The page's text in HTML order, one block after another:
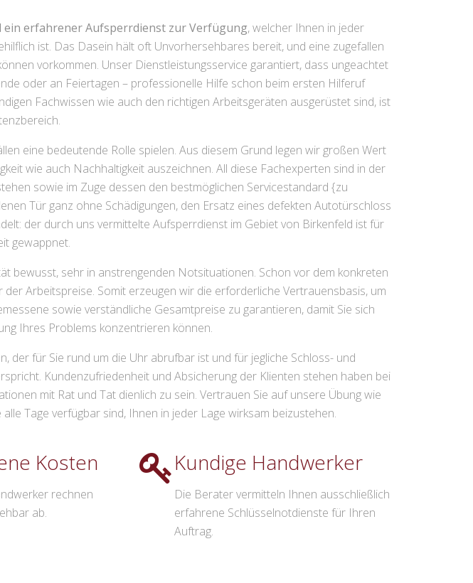
ein erfahrener Aufsperrdienst zur Verfügung, welcher Ihnen in jeder
ist. Das Dasein hält oft Unvorhersehbares bereit, und eine zugefallen
vorkommen. Unser Dienstleistungsservice garantiert, dass ungeachtet
oder an Feiertagen – professionelle Hilfe schon beim ersten Hilferuf
Fachwissen wie auch den richtigen Arbeitsgeräten ausgerüstet sind, ist
eine bedeutende Rolle spielen. Aus diesem Grund legen wir großen Wert
wie auch Nachhaltigkeit auszeichnen. All diese Fachexperten sind in der
sowie im Zuge dessen den bestmöglichen Servicestandard {zu
Tür ganz ohne Schädigungen, den Ersatz eines defekten Autotürschloss
der durch uns vermittelte Aufsperrdienst im Gebiet von Birkenfeld ist für
gewappnet.
bewusst, sehr in anstrengenden Notsituationen. Schon vor dem konkreten
Arbeitspreise. Somit erzeugen wir die erforderliche Vertrauensbasis, um
sowie verständliche Gesamtpreise zu garantieren, damit Sie sich
Ihres Problems konzentrieren können.
der für Sie rund um die Uhr abrufbar ist und für jegliche Schloss- und
Kundenzufriedenheit und Absicherung der Klienten stehen haben bei
mit Rat und Tat dienlich zu sein. Vertrauen Sie auf unsere Übung wie
Tage verfügbar sind, Ihnen in jeder Lage wirksam beizustehen.
Kosten
rechnen
ab.
Kundige Handwerker
Die Berater vermitteln Ihnen ausschließlich
erfahrene Schlüsselnotdienste für Ihren
Auftrag.